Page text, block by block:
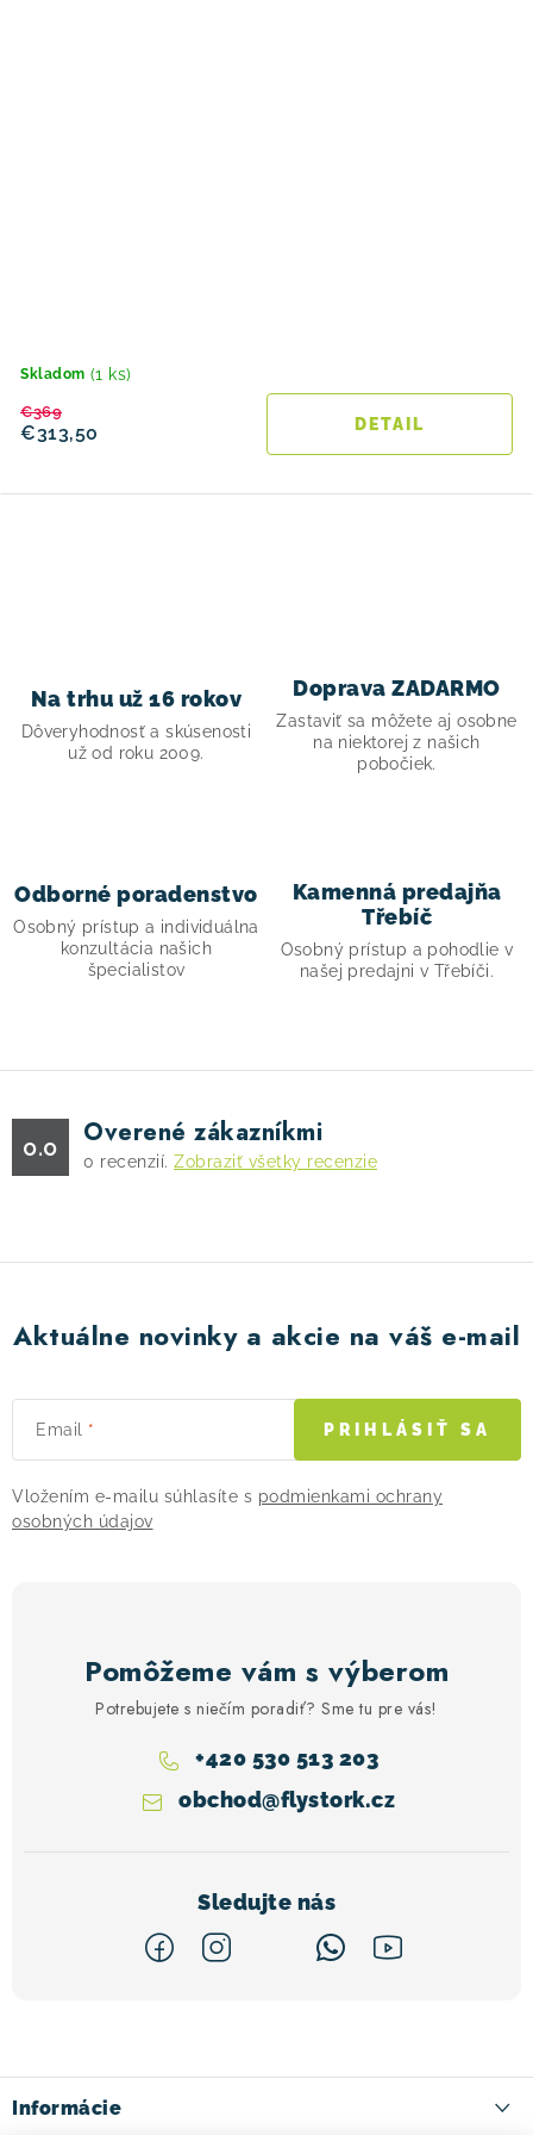
Skladom (1 ks)
€313,50
€369
DETAIL
a
v
k
p
s
u
Na trhu už 16 rokov
Dôveryhodnosť a skúsenosti
už od roku 2009.
Doprava ZADARMO
Zastaviť sa môžete aj osobne
na niektorej z našich
pobočiek.
Odborné poradenstvo
Osobný prístup a individuálna
konzultácia našich
špecialistov
Kamenná predajňa
Třebíč
Osobný prístup a pohodlie v
našej predajni v Třebíči.
0.0 Overené zákazníkmi
0 recenzií. Zobraziť všetky recenzie
Aktuálne novinky a akcie na váš e-mail
Email
Vložením e-mailu súhlasíte s podmienkami ochrany
osobných údajov
PRIHLÁSIŤ SA
Pomôžeme vám s výberom
Potrebujete s niečím poradiť? Sme tu pre vás!
obchod@flystork.cz
+420 530 513 203
p
äInformácie